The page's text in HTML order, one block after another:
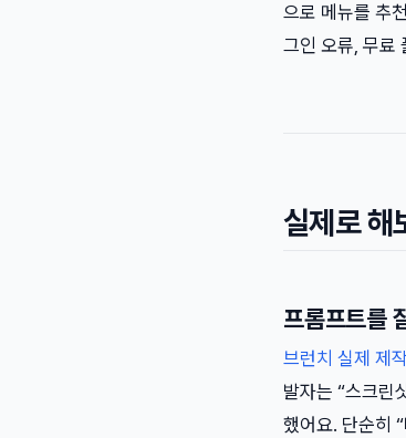
으로 메뉴를 추
그인 오류, 무료
실제로 해
프롬프트를
브런치 실제 제
발자는 “스크린
했어요. 단순히